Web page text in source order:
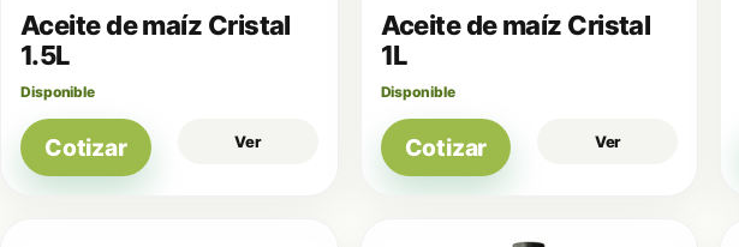
Aceite de maíz Cristal
1.5L
Disponible
Cotizar Ver
Aceite de maíz Cristal
1L
Disponible
Cotizar Ver